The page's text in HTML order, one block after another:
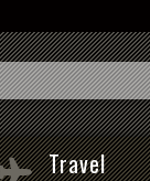
Travel